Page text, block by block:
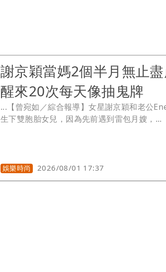
謝京穎當媽2個半月無止
醒來20次每天像抽鬼牌
...【曾宛如／綜合報導】女星謝京穎和老公
生下雙胞胎女兒，因為先前遇到雷包月嫂，...
娛樂時尚 2026/08/01 17:37